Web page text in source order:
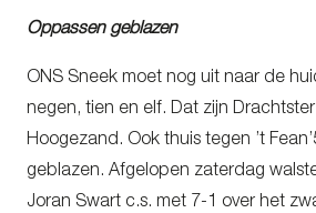
Oppassen geblazen
ONS Sneek moet nog uit naar de
negen, tien en elf. Dat zijn
Hoogezand. Ook thuis tegen ’t
geblazen. Afgelopen zaterdag
Joran Swart c.s. met 7-1 over het